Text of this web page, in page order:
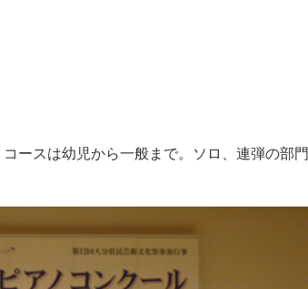
ースは幼児から一般まで。ソロ、連弾の部門